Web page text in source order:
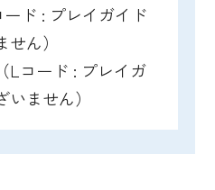
ード : プレイガイド
ん）
（Lコード : プレイガ
ません）